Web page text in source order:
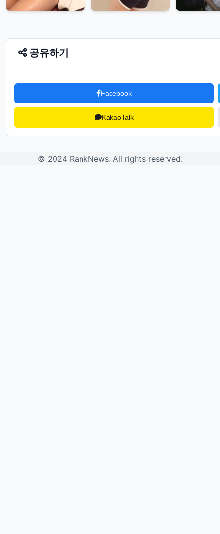
공유하기
Facebook
KakaoTalk
© 2024 RankNews. All rights reserved.